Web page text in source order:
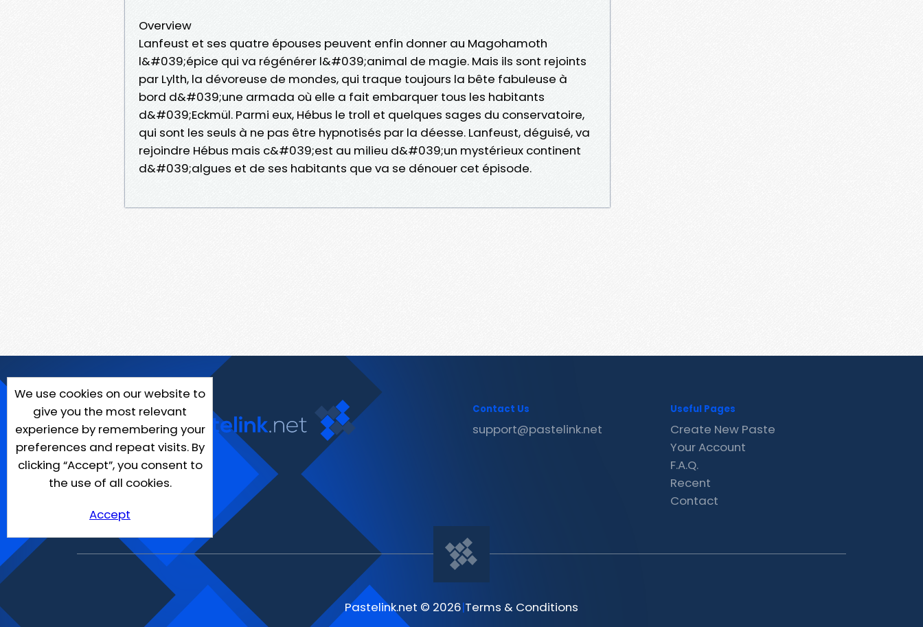
Overview
Lanfeust et ses quatre épouses peuvent enfin donner au Magohamoth
l&#039;épice qui va régénérer l&#039;animal de magie. Mais ils sont rejoints
par Lylth, la dévoreuse de mondes, qui traque toujours la bête fabuleuse à
bord d&#039;une armada où elle a fait embarquer tous les habitants
d&#039;Eckmül. Parmi eux, Hébus le troll et quelques sages du conservatoire,
qui sont les seuls à ne pas être hypnotisés par la déesse. Lanfeust, déguisé, va
rejoindre Hébus mais c&#039;est au milieu d&#039;un mystérieux continent
d&#039;algues et de ses habitants que va se dénouer cet épisode.
We use cookies on our website to
give you the most relevant
experience by remembering your
preferences and repeat visits. By
clicking “Accept”, you consent to
the use of all cookies.
Accept
Contact Us
support@pastelink.net
Useful Pages
Create New Paste
Your Account
F.A.Q.
Recent
Contact
Pastelink.net © 2026|Terms & Conditions